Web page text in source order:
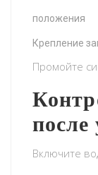
положения
Крепление
Промойте
после
Включите